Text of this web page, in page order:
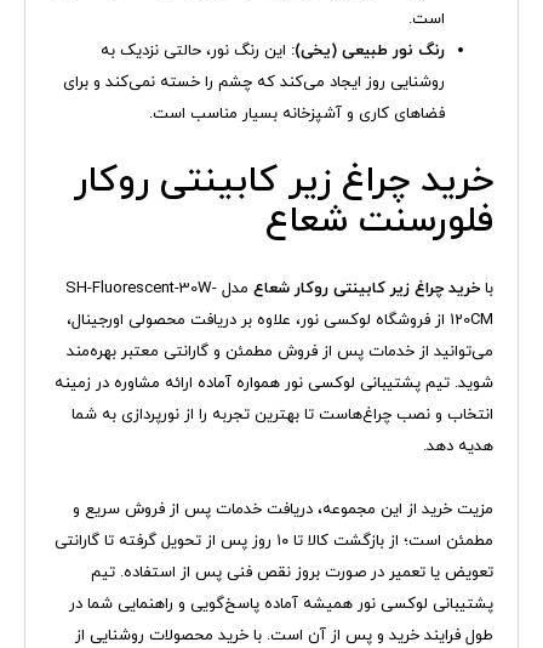
است.
رنگ نور طبیعی (یخی): این رنگ نور، حالتی نزدیک به
روشنایی روز ایجاد می‌کند که چشم را خسته نمی‌کند و برای
فضاهای کاری و آشپزخانه بسیار مناسب است.
خرید چراغ زیر کابینتی روکار
فلورسنت شعاع
با خرید چراغ زیر کابینتی روکار شعاع
مدل SH-Fluorescent-30W-
120CM از فروشگاه لوکسی نور، علاوه بر دریافت محصولی اورجینال،
می‌توانید از خدمات پس از فروش مطمئن و گارانتی معتبر بهره‌مند
شوید. تیم پشتیبانی لوکسی نور همواره آماده ارائه مشاوره در زمینه
انتخاب و نصب چراغ‌هاست تا بهترین تجربه را از نورپردازی به شما
هدیه دهد.
مزیت خرید از این مجموعه، دریافت خدمات پس از فروش سریع و
مطمئن است؛ از بازگشت کالا تا ۱۰ روز پس از تحویل گرفته تا گارانتی
تعویض یا تعمیر در صورت بروز نقص فنی پس از استفاده. تیم
پشتیبانی لوکسی نور همیشه آماده پاسخ‌گویی و راهنمایی شما در
طول فرایند خرید و پس از آن است. با خرید محصولات روشنایی از